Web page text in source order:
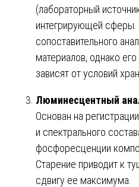
(лабораторный
интегрирующей
сопоставительного
материалов, однако
зависят от условий
Люминесцентный
Основан на
и спектрального
фосфоресценции
Старение приводит к
сдвигу ее максимума.